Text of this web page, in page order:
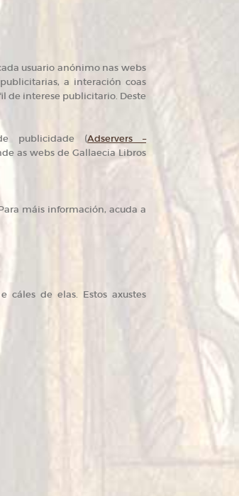
usuario anónimo nas webs
a interación coas
de interese publicitario. Deste
publicidade (Adservers –
as webs de Gallaecia Libros
máis información, acuda a
cáles de elas. Estos axustes